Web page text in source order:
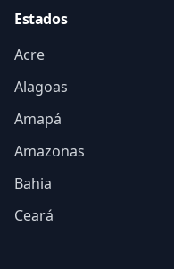
Estados
Acre
Alagoas
Amapá
Amazonas
Bahia
Ceará